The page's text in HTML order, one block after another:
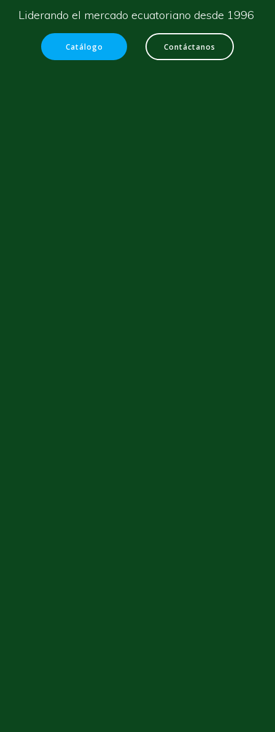
Liderando el mercado ecuatoriano desde 1996
Catálogo Contáctanos